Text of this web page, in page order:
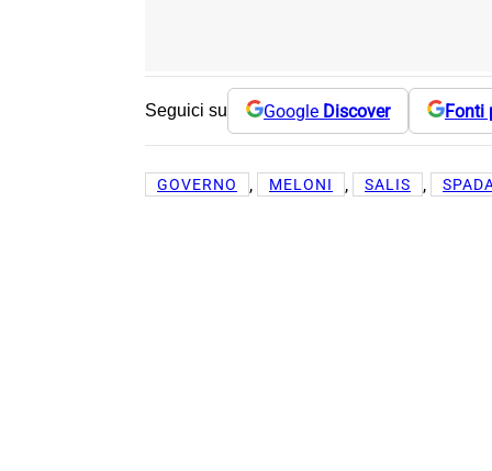
Seguici su Google Discover Fonti
GOVERNO , MELONI , SALIS ,